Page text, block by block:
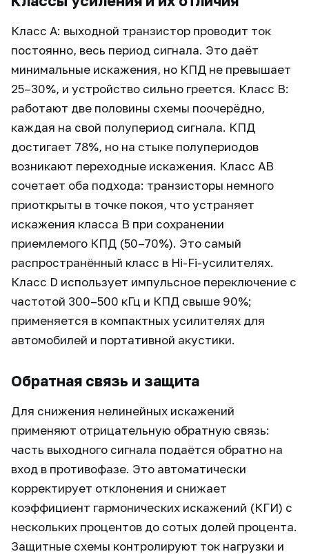
Класс A: выходной транзистор проводит ток
постоянно, весь период сигнала. Это даёт
минимальные искажения, но КПД не превышает
25–30%, и устройство сильно греется. Класс B:
работают две половины схемы поочерёдно,
каждая на свой полупериод сигнала. КПД
достигает 78%, но на стыке полупериодов
возникают переходные искажения. Класс AB
сочетает оба подхода: транзисторы немного
приоткрыты в точке покоя, что устраняет
искажения класса B при сохранении
приемлемого КПД (50–70%). Это самый
распространённый класс в Hi-Fi-усилителях.
Класс D использует импульсное переключение с
частотой 300–500 кГц и КПД свыше 90%;
применяется в компактных усилителях для
автомобилей и портативной акустики.
Обратная связь и защита
Для снижения нелинейных искажений
применяют отрицательную обратную связь:
часть выходного сигнала подаётся обратно на
вход в противофазе. Это автоматически
корректирует отклонения и снижает
коэффициент гармонических искажений (КГИ) с
нескольких процентов до сотых долей процента.
Защитные схемы контролируют ток нагрузки и